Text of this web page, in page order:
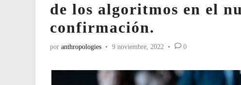
de los algoritmos en el
confirmación.
por anthropologies • 9 noviembre, 2022 • 0